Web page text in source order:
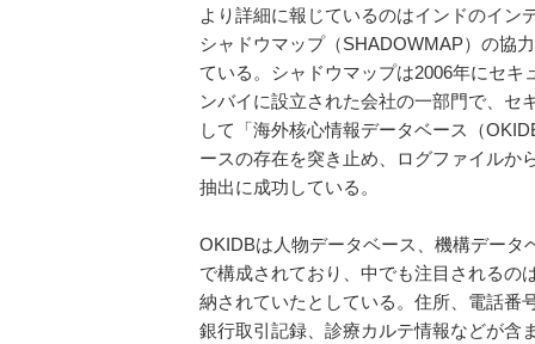
より詳細に報じているのはインドのイン
シャドウマップ（SHADOWMAP）の協
ている。シャドウマップは2006年にセ
ンバイに設立された会社の一部門で、セ
して「海外核心情報データベース（
ースの存在を突き止め、ログファイルか
抽出に成功している。
OKIDBは人物データベース、機構デー
で構成されており、中でも注目されるの
納されていたとしている。住所、電話番
銀行取引記録、診療カルテ情報などが含